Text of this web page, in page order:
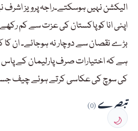
الیکشن نہیں ہوسکتے۔راجہ پرویز
اپنی انا کو پاکستان کی عزت سے کم
بڑے نقصان سے دوچار نہ ہوجائے۔ ان کا
ہے کہ اختیارات صرف پارلیمان کے پاس
کی سوچ کی عکاسی کرتے ہوئے چیف
تبصرے(0)
🌙